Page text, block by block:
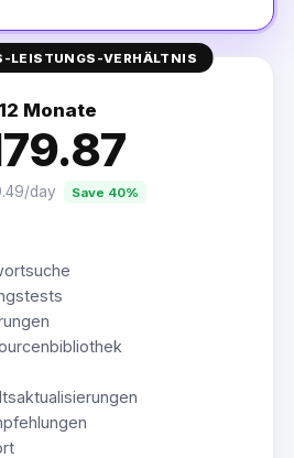
LEISTUNGS-VERHÄLTNIS
12 Monate
day Save 40%